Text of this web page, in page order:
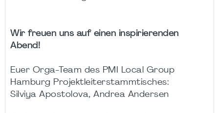
Wir freuen uns auf einen inspirierenden
Abend!
Euer Orga-Team des PMI Local Group
Hamburg Projektleiterstammtisches:
Silviya Apostolova, Andrea Andersen